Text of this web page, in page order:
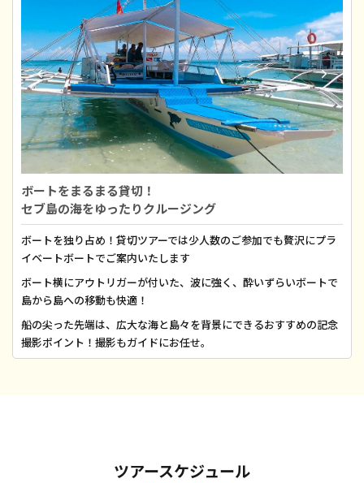
ボートをまるまる貸切！
セブ島の海をゆったりクルージング
ボートを独り占め！貸切ツアーでは少人数のご参加でも贅沢にプラ
イベートボートでご案内いたします
ボート横にアウトリガーが付いた、波に強く、酔いずらいボートで
島から島への移動も快適！
船の尖った先端は、広大な海と島々を背景にできるおすすめの記念
撮影ポイント！撮影もガイドにお任せ。
ツアースケジュール